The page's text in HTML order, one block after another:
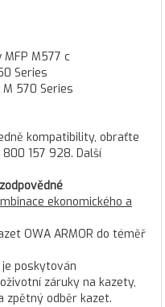
MFP M577 c
Series
570 Series
kompatibility, obraťte
157 928. Další
ekonomického a
OWA ARMOR do téměř
je poskytován
záruky na kazety,
zpětný odběr kazet.